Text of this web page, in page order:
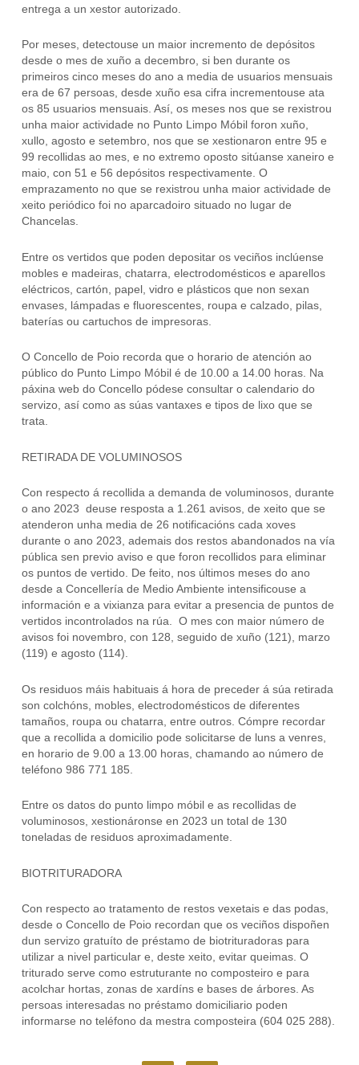
entrega a un xestor autorizado.
Por meses, detectouse un maior incremento de depósitos
desde o mes de xuño a decembro, si ben durante os
primeiros cinco meses do ano a media de usuarios mensuais
era de 67 persoas, desde xuño esa cifra incrementouse ata
os 85 usuarios mensuais. Así, os meses nos que se rexistrou
unha maior actividade no Punto Limpo Móbil foron xuño,
xullo, agosto e setembro, nos que se xestionaron entre 95 e
99 recollidas ao mes, e no extremo oposto sitúanse xaneiro e
maio, con 51 e 56 depósitos respectivamente. O
emprazamento no que se rexistrou unha maior actividade de
xeito periódico foi no aparcadoiro situado no lugar de
Chancelas.
Entre os vertidos que poden depositar os veciños inclúense
mobles e madeiras, chatarra, electrodomésticos e aparellos
eléctricos, cartón, papel, vidro e plásticos que non sexan
envases, lámpadas e fluorescentes, roupa e calzado, pilas,
baterías ou cartuchos de impresoras.
O Concello de Poio recorda que o horario de atención ao
público do Punto Limpo Móbil é de 10.00 a 14.00 horas. Na
páxina web do Concello pódese consultar o calendario do
servizo, así como as súas vantaxes e tipos de lixo que se
trata.
RETIRADA DE VOLUMINOSOS
Con respecto á recollida a demanda de voluminosos, durante
o ano 2023 deuse resposta a 1.261 avisos, de xeito que se
atenderon unha media de 26 notificacións cada xoves
durante o ano 2023, ademais dos restos abandonados na vía
pública sen previo aviso e que foron recollidos para eliminar
os puntos de vertido. De feito, nos últimos meses do ano
desde a Concellería de Medio Ambiente intensificouse a
información e a vixianza para evitar a presencia de puntos de
vertidos incontrolados na rúa. O mes con maior número de
avisos foi novembro, con 128, seguido de xuño (121), marzo
(119) e agosto (114).
Os residuos máis habituais á hora de preceder á súa retirada
son colchóns, mobles, electrodomésticos de diferentes
tamaños, roupa ou chatarra, entre outros. Cómpre recordar
que a recollida a domicilio pode solicitarse de luns a venres,
en horario de 9.00 a 13.00 horas, chamando ao número de
teléfono 986 771 185.
Entre os datos do punto limpo móbil e as recollidas de
voluminosos, xestionáronse en 2023 un total de 130
toneladas de residuos aproximadamente.
BIOTRITURADORA
Con respecto ao tratamento de restos vexetais e das podas,
desde o Concello de Poio recordan que os veciños dispoñen
dun servizo gratuíto de préstamo de biotrituradoras para
utilizar a nivel particular e, deste xeito, evitar queimas. O
triturado serve como estruturante no composteiro e para
acolchar hortas, zonas de xardíns e bases de árbores. As
persoas interesadas no préstamo domiciliario poden
informarse no teléfono da mestra composteira (604 025 288).